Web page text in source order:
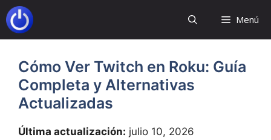
Saltar
al
contenido
Menú
Cómo Ver Twitch en Roku: Guía
Completa y Alternativas
Actualizadas
Última actualización: julio 10, 2026